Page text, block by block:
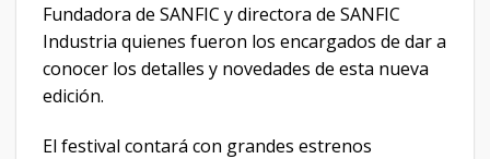
Fundadora de SANFIC y directora de SANFIC
Industria quienes fueron los encargados de dar a
conocer los detalles y novedades de esta nueva
edición.
El festival contará con grandes estrenos